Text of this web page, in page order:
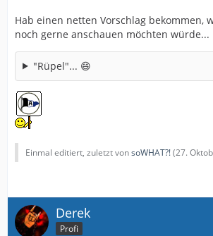
Hab einen netten Vorschlag bekommen,
noch gerne anschauen möchten würde...
"Rüpel"... 😄
Einmal editiert, zuletzt vonsoWHAT?!(27.
Derek
Profi